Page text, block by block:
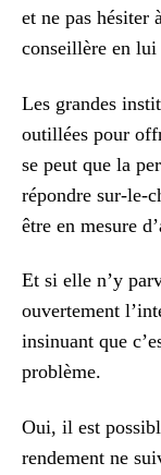
et ne pas hésiter
conseillère en lui
Les grandes
outillées pour
se peut que la
répondre sur-le-
être en mesure
Et si elle n’y
ouvertement
insinuant que
problème.
Oui, il est
rendement ne